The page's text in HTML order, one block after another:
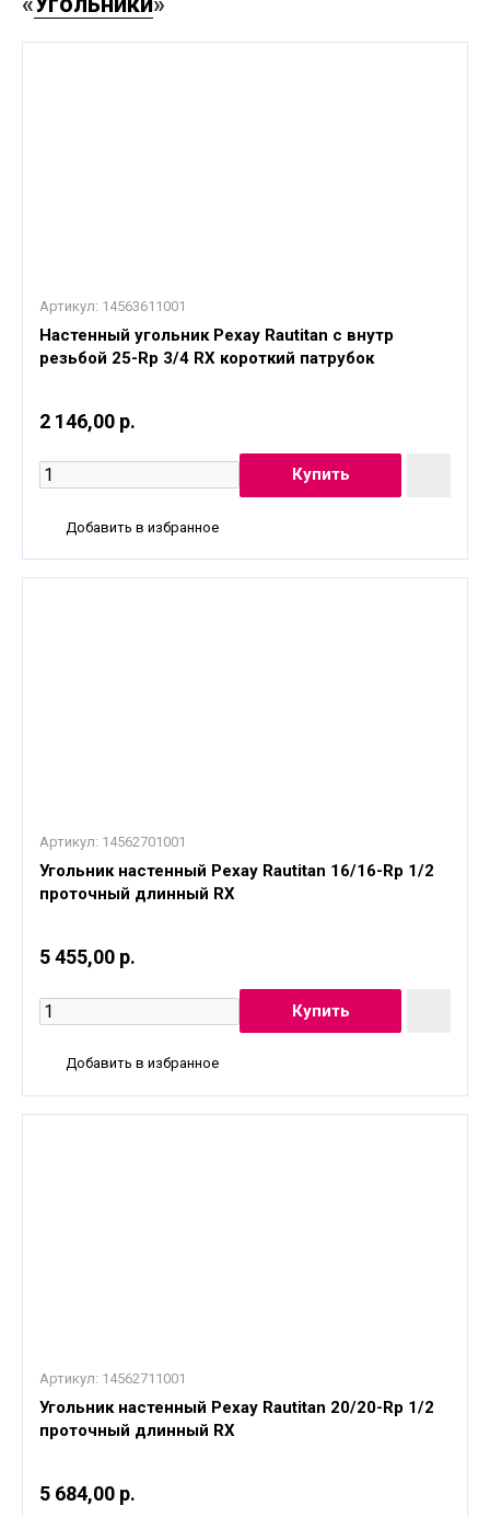
Артикул: 14563611001
Настенный угольник Рехау Rautitan с внутр
резьбой 25-Rp 3/4 RX короткий патрубок
2 146,00 р.
Добавить в избранное
Артикул: 14562701001
Угольник настенный Рехау Rautitan 16/16-Rp 1/2
проточный длинный RX
5 455,00 р.
Добавить в избранное
Артикул: 14562711001
Угольник настенный Рехау Rautitan 20/20-Rp 1/2
проточный длинный RX
5 684,00 р.